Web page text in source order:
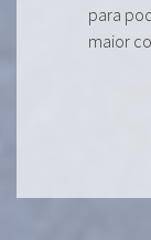
para
maior